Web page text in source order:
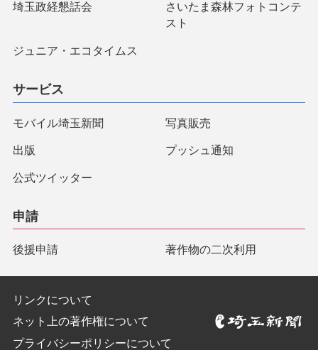
埼玉政経懇話会
さいたま森林フォトコンテ
スト
ジュニア・エコタイムス
サービス
モバイル埼玉新聞 写真販売
出版 プッシュ通知
公式ツイッター
申請
後援申請 著作物の二次利用
リンクについて
ネット上の著作権について
プライバシーポリシーについて